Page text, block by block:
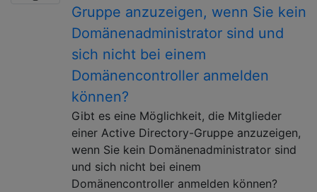
Gruppe anzuzeigen, wenn Sie kein
Domänenadministrator sind und
sich nicht bei einem
Domänencontroller anmelden
können?
Gibt es eine Möglichkeit, die Mitglieder
einer Active Directory-Gruppe anzuzeigen,
wenn Sie kein Domänenadministrator sind
und sich nicht bei einem
Domänencontroller anmelden können?